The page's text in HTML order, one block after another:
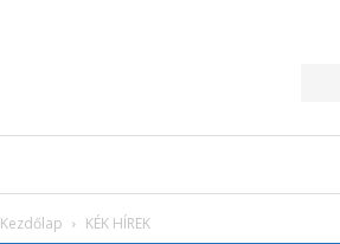
Kezdőlap KÉK HÍREK